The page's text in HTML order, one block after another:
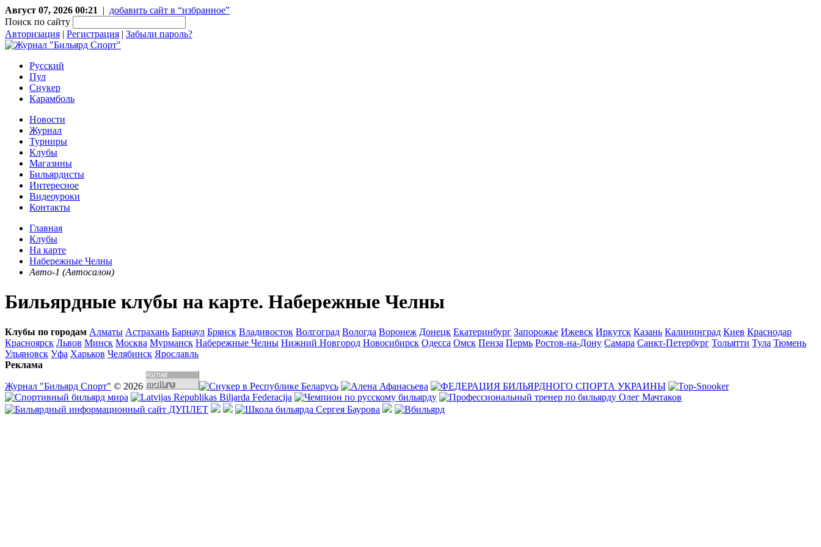
Август 07, 2026 00:21 | добавить сайт в “избранное”
Поиск по сайту
Авторизация | Регистрация | Забыли пароль?
Русский
Пул
Снукер
Карамболь
Новости
Журнал
Турниры
Клубы
Магазины
Бильярдисты
Интересное
Видеоуроки
Контакты
Главная
Клубы
На карте
Набережные Челны
Авто-1 (Автосалон)
Бильярдные клубы на карте. Набережные Челны
Клубы по городам Алматы Астрахань Барнаул Брянск Владивосток Волгоград Вологда Воронеж Донецк Екатеринбург Запорожье Ижевск Иркутск Казань Калининград Киев Краснодар
Красноярск Львов Минск Москва Мурманск Набережные Челны Нижний Новгород Новосибирск Одесса Омск Пенза Пермь Ростов-на-Дону Самара Санкт-Петербург Тольятти Тула Тюмень
Ульяновск Уфа Харьков Челябинск Ярославль
Реклама
Журнал "Бильярд Спорт" © 2026